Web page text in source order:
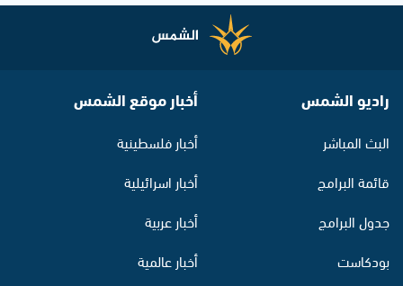
راديو الشمس
البث المباشر
قائمة البرامج
جدول البرامج
بودكاست
أخبار موقع الشمس
أخبار فلسطينية
أخبار اسرائيلية
أخبار عربية
أخبار عالمية